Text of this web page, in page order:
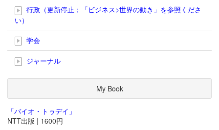
行政（更新停止；「ビジネス>世界の動き」を参照くださ
い）
学会
ジャーナル
My Book
「バイオ・トゥデイ」
NTT出版 | 1600円